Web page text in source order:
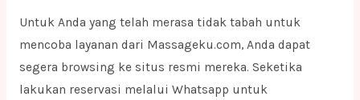
Untuk Anda yang telah merasa tidak tabah untuk
mencoba layanan dari Massageku.com, Anda dapat
segera browsing ke situs resmi mereka. Seketika
lakukan reservasi melalui Whatsapp untuk